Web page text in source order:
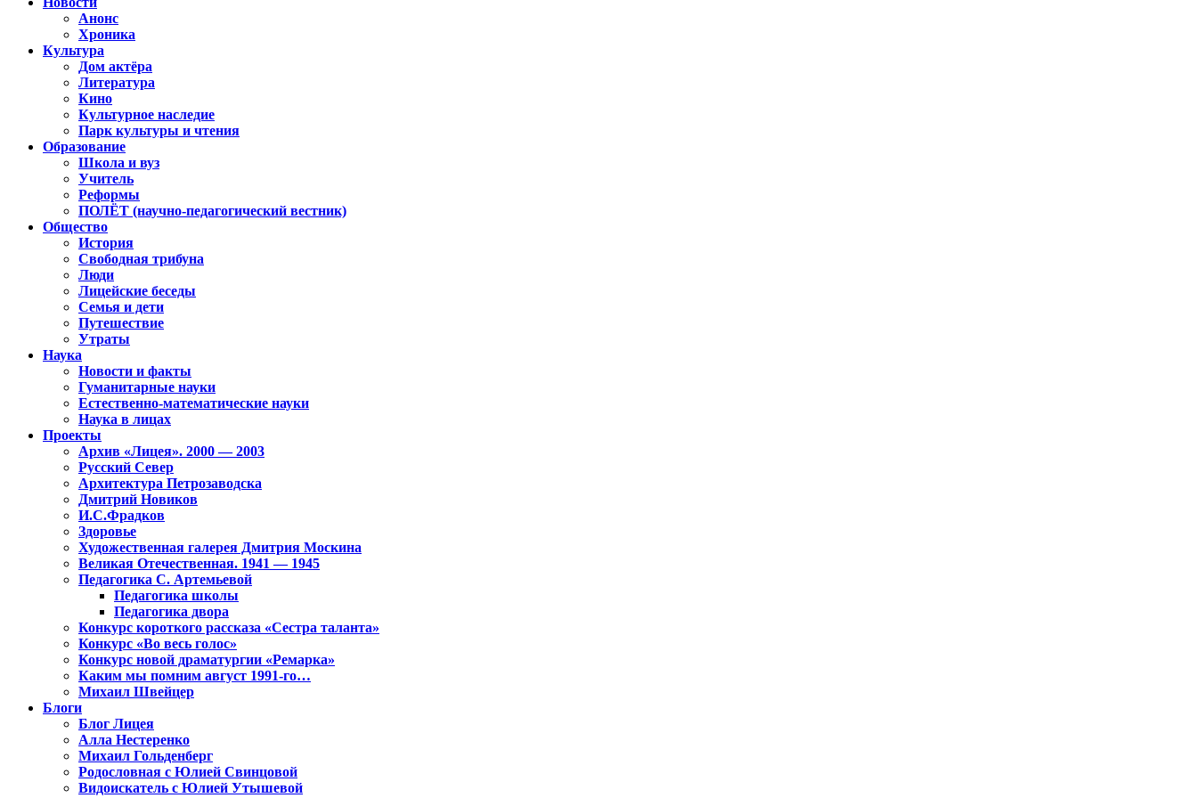
Анонс
Хроника
Культура
Дом актёра
Литература
Кино
Культурное наследие
Парк культуры и чтения
Образование
Школа и вуз
Учитель
Реформы
ПОЛЁТ (научно-педагогический вестник)
Общество
История
Свободная трибуна
Люди
Лицейские беседы
Семья и дети
Путешествие
Утраты
Наука
Новости и факты
Гуманитарные науки
Естественно-математические науки
Наука в лицах
Проекты
Архив «Лицея». 2000 — 2003
Русский Север
Архитектура Петрозаводска
Дмитрий Новиков
И.С.Фрадков
Здоровье
Художественная галерея Дмитрия Москина
Великая Отечественная. 1941 — 1945
Педагогика С. Артемьевой
Педагогика школы
Педагогика двора
Конкурс короткого рассказа «Сестра таланта»
Конкурс «Во весь голос»
Конкурс новой драматургии «Ремарка»
Каким мы помним август 1991-го…
Михаил Швейцер
Блоги
Блог Лицея
Алла Нестеренко
Михаил Гольденберг
Родословная с Юлией Свинцовой
Видоискатель с Юлией Утышевой